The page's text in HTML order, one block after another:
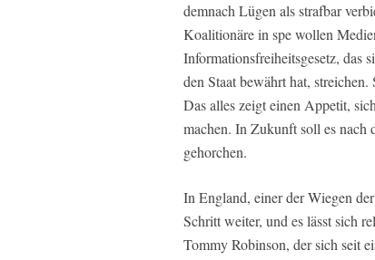
demnach Lügen als strafbar
Koalitionäre in spe wollen
Informationsfreiheitsgesetz, das
den Staat bewährt hat,
Das alles zeigt einen Appetit,
machen. In Zukunft soll es nach
gehorchen.
In England, einer der Wiegen
Schritt weiter, und es lässt sich
Tommy Robinson, der sich seit